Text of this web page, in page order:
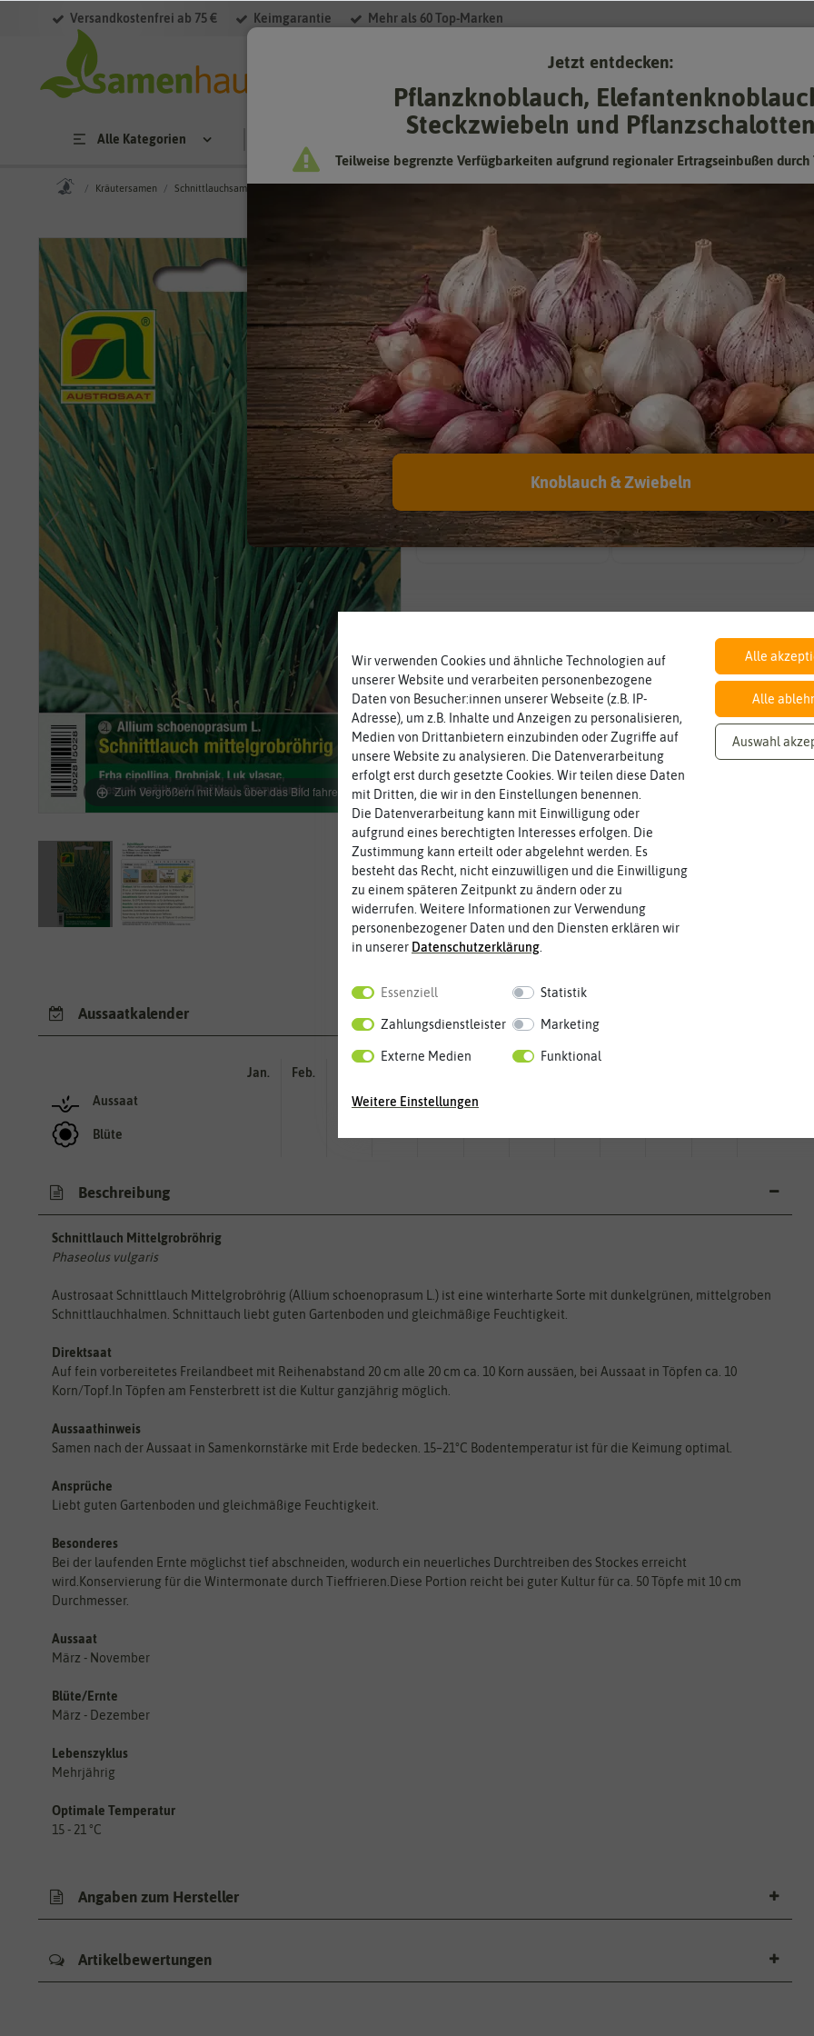
Versandkostenfrei ab 75 € Keimgarantie Mehr als 60 Top-Marken
Alle Kategorien
Kräutersamen Schnittlauchsamen
Zum Vergrößern mit Maus über das Bild fahren
Schnittlauch Mittelgrobröhrig
Winterharte Sorte mit dunkelgrünen, mittelgroben
Schnittlauchhalmen
Hersteller:
Austrosaat
Artikelnummer:
4265-as
EAN:
9001415542650
ca. 1 gWie viel ist enthalten
mehrjährig
Pflanzen werden kategorisiert in:
einjährig, zweijährig oder
Aussaatkalender
Aussaat
Blüte
Jan. Feb.
Beschreibung
Schnittlauch Mittelgrobröhrig
Phaseolus vulgaris
Austrosaat Schnittlauch Mittelgrobröhrig (Allium schoenoprasum L.) ist eine winterharte Sorte mit dunkelgrünen, mittelgroben
Schnittlauchhalmen. Schnittauch liebt guten Gartenboden und gleichmäßige Feuchtigkeit.
Direktsaat
Auf fein vorbereitetes Freilandbeet mit Reihenabstand 20 cm alle 20 cm ca. 10 Korn aussäen, bei Aussaat in Töpfen ca. 10
Korn/Topf.In Töpfen am Fensterbrett ist die Kultur ganzjährig möglich.
Aussaathinweis
Samen nach der Aussaat in Samenkornstärke mit Erde bedecken. 15–21°C Bodentemperatur ist für die Keimung optimal.
Ansprüche
Liebt guten Gartenboden und gleichmäßige Feuchtigkeit.
Besonderes
Bei der laufenden Ernte möglichst tief abschneiden, wodurch ein neuerliches Durchtreiben des Stockes erreicht
wird.Konservierung für die Wintermonate durch Tieffrieren.Diese Portion reicht bei guter Kultur für ca. 50 Töpfe mit 10 cm
Durchmesser.
Aussaat
März - November
Blüte/Ernte
März - Dezember
Lebenszyklus
Mehrjährig
Optimale Temperatur
15 - 21 °C
Angaben zum Hersteller
Artikelbewertungen
Wir verwenden Cookies und ähnliche Technologien auf
unserer Website und verarbeiten personenbezogene
Daten von Besucher:innen unserer Webseite (z.B. IP-
Adresse), um z.B. Inhalte und Anzeigen zu personalisieren,
Medien von Drittanbietern einzubinden oder Zugriffe auf
unsere Website zu analysieren. Die Datenverarbeitung
erfolgt erst durch gesetzte Cookies. Wir teilen diese Daten
mit Dritten, die wir in den Einstellungen benennen.
Die Datenverarbeitung kann mit Einwilligung oder
aufgrund eines berechtigten Interesses erfolgen. Die
Zustimmung kann erteilt oder abgelehnt werden. Es
besteht das Recht, nicht einzuwilligen und die Einwilligung
zu einem späteren Zeitpunkt zu ändern oder zu
widerrufen. Weitere Informationen zur Verwendung
personenbezogener Daten und den Diensten erklären wir
in unserer Daten­schutz­erklärung
Essenziell Statistik
Zahlungsdienstleister Marketing
Externe Medien Funktional
Weitere Einstellungen
Alle
Alle
Auswahl
Jetzt entdecken:
Pflanzknoblauch,
Steckzwiebeln und Pflanzschalotten
Teilweise begrenzte Verfügbarkeiten aufgrund regionaler Ertragseinbußen durch
Knoblauch & Zwiebeln